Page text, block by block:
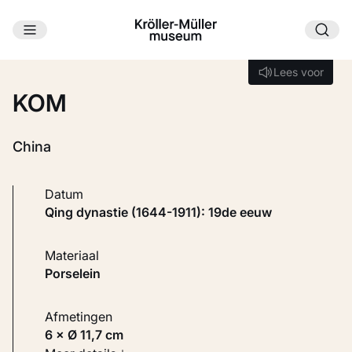
Ga naar hoofdinhoud
Lees voor
Lees voor
KOM
China
Datum
Qing dynastie (1644-1911): 19de eeuw
Materiaal
Porselein
Afmetingen
6 × Ø 11,7 cm